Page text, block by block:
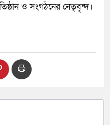
ও সংগঠনের নেতৃবৃন্দ।